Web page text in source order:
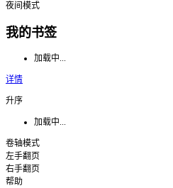
夜间模式
我的书签
加载中...
详情
升序
加载中...
卷轴模式
左手翻页
右手翻页
帮助